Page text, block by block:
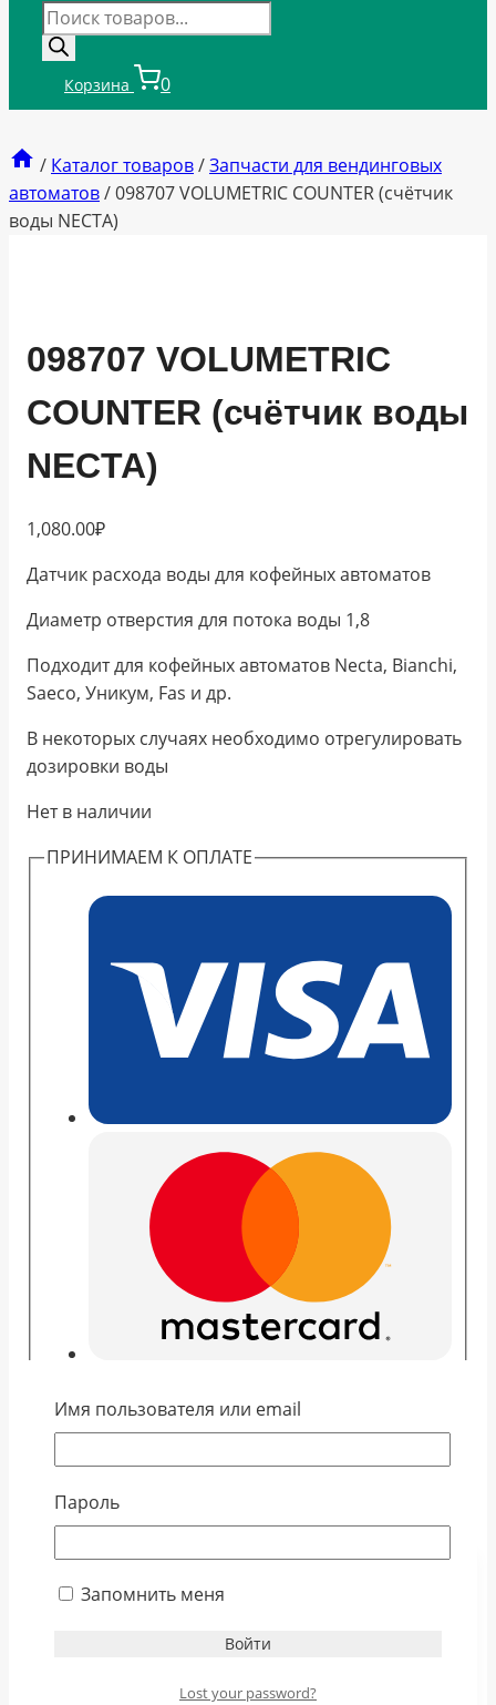
Поиск
товаров
Корзина 0
/ Каталог товаров/Запчасти для вендинговых
автоматов/098707 VOLUMETRIC COUNTER (счётчик
воды NECTA)
098707 VOLUMETRIC
COUNTER (счётчик воды
NECTA)
1,080.00₽
Датчик расхода воды для кофейных автоматов
Диаметр отверстия для потока воды 1,8
Подходит для кофейных автоматов Necta, Bianchi,
Saeco, Уникум, Fas и др.
В некоторых случаях необходимо отрегулировать
дозировки воды
Нет в наличии
ПРИНИМАЕМ К ОПЛАТЕ
Категория:Запчасти для вендинговых автоматов
Похожие
Имя пользователя или email
Пароль
Запомнить меня
Lost your password?